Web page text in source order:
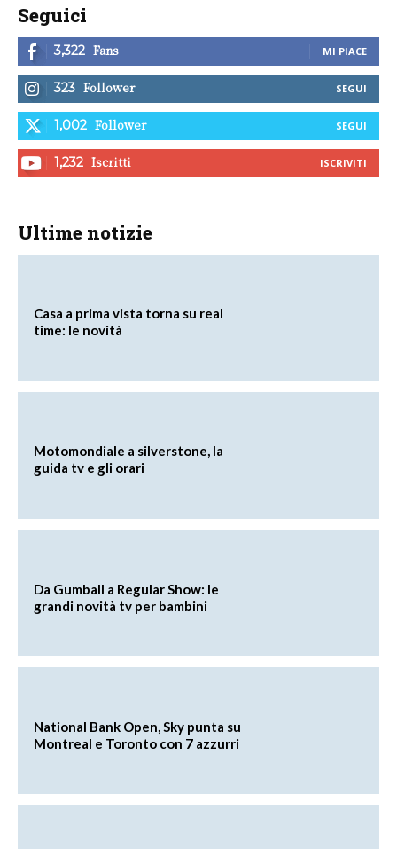
Seguici
3,322 Fans MI PIACE
323 Follower SEGUI
1,002 Follower SEGUI
1,232 Iscritti ISCRIVITI
Ultime notizie
Casa a prima vista torna su real
time: le novità
Motomondiale a silverstone, la
guida tv e gli orari
Da Gumball a Regular Show: le
grandi novità tv per bambini
National Bank Open, Sky punta su
Montreal e Toronto con 7 azzurri